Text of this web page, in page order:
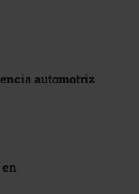
automotriz